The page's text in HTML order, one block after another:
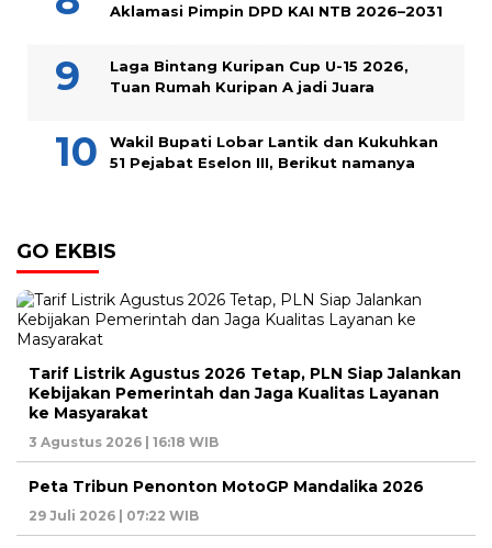
Aklamasi Pimpin DPD KAI NTB 2026–2031
Laga Bintang Kuripan Cup U-15 2026,
Tuan Rumah Kuripan A jadi Juara
Wakil Bupati Lobar Lantik dan Kukuhkan
51 Pejabat Eselon III, Berikut namanya
GO EKBIS
Tarif Listrik Agustus 2026 Tetap, PLN Siap Jalankan
Kebijakan Pemerintah dan Jaga Kualitas Layanan
ke Masyarakat
3 Agustus 2026 | 16:18 WIB
Peta Tribun Penonton MotoGP Mandalika 2026
29 Juli 2026 | 07:22 WIB